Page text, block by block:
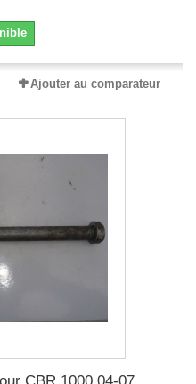
Ajouter au comparateur